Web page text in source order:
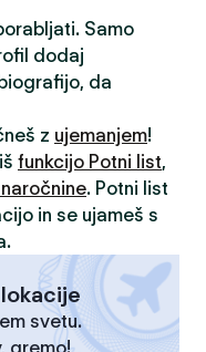
Samo
dodaj
da
z ujemanjem!
funkcijo Potni list,
. Potni list
in se ujameš s
svetu.
gremo!